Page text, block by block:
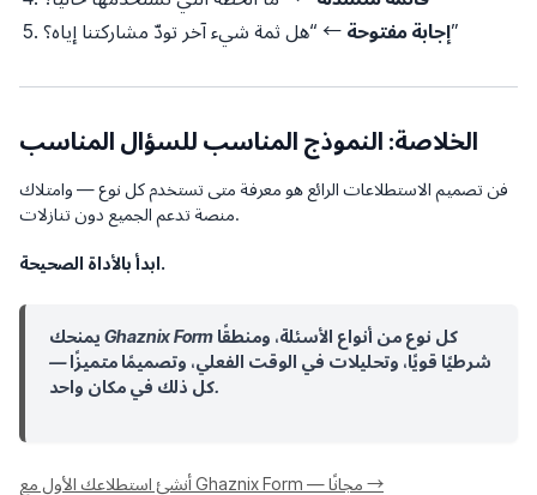
إجابة مفتوحة← “هل ثمة شيء آخر تودّ مشاركتنا إياه؟”
الخلاصة: النموذج المناسب للسؤال المناسب
فن تصميم الاستطلاعات الرائع هو معرفة متى تستخدم كل نوع — وامتلاك
منصة تدعم الجميع دون تنازلات.
ابدأ بالأداة الصحيحة.
يمنحك Ghaznix Form كل نوع من أنواع الأسئلة، ومنطقًا
شرطيًا قويًا، وتحليلات في الوقت الفعلي، وتصميمًا متميزًا —
كل ذلك في مكان واحد.
أنشئ استطلاعك الأول مع Ghaznix Form — مجانًا →